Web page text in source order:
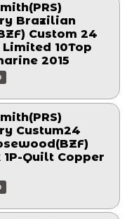
Brazilian
Custom 24
10Top
2015
Custum24
1P-Quilt Copper